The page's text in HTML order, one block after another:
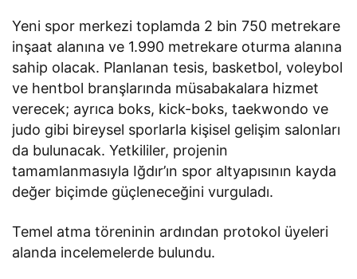
Yeni spor merkezi toplamda 2 bin 750 metrekare
inşaat alanına ve 1.990 metrekare oturma alanına
sahip olacak. Planlanan tesis, basketbol, voleybol
ve hentbol branşlarında müsabakalara hizmet
verecek; ayrıca boks, kick-boks, taekwondo ve
judo gibi bireysel sporlarla kişisel gelişim salonları
da bulunacak. Yetkililer, projenin
tamamlanmasıyla Iğdır’ın spor altyapısının kayda
değer biçimde güçleneceğini vurguladı.
Temel atma töreninin ardından protokol üyeleri
alanda incelemelerde bulundu.